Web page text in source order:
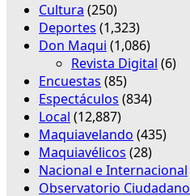
Cultura (250)
Deportes (1,323)
Don Maqui (1,086)
Revista Digital (6)
Encuestas (85)
Espectáculos (834)
Local (12,887)
Maquiavelando (435)
Maquiavélicos (28)
Nacional e Internacional
Observatorio Ciudadano